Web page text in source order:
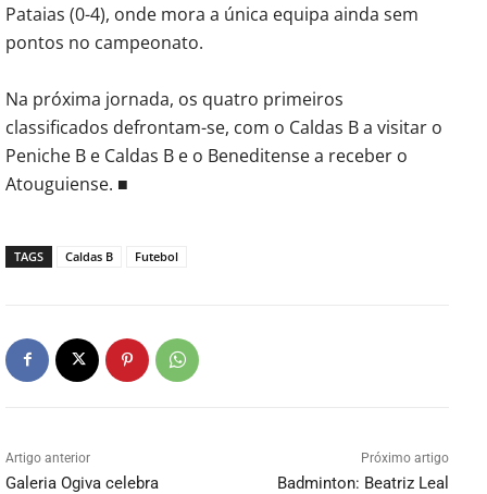
Pataias (0-4), onde mora a única equipa ainda sem
pontos no campeonato.
Na próxima jornada, os quatro primeiros
classificados defrontam-se, com o Caldas B a visitar o
Peniche B e Caldas B e o Beneditense a receber o
Atouguiense. ■
TAGS Caldas B Futebol
Artigo anterior
Galeria Ogiva celebra
Próximo artigo
Badminton: Beatriz Leal